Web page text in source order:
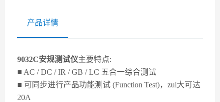
产品详情
9032C安规测试仪主要特点:
■ AC / DC / IR / GB / LC 五合一综合测试
■ 可同步进行产品功能测试 (Function Test)，zui大可达
20A